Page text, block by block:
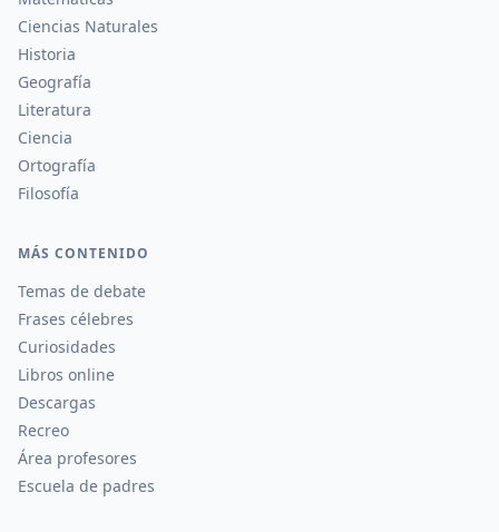
Ciencias Naturales
Historia
Geografía
Literatura
Ciencia
Ortografía
Filosofía
MÁS CONTENIDO
Temas de debate
Frases célebres
Curiosidades
Libros online
Descargas
Recreo
Área profesores
Escuela de padres